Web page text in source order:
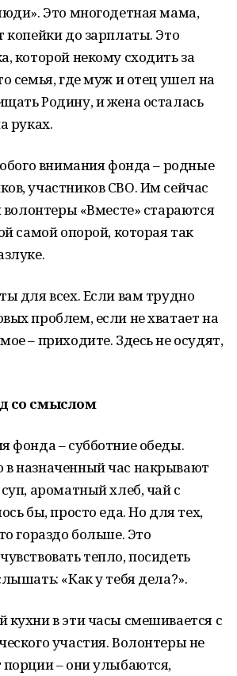
Это многодетная мама,
копейки до зарплаты. Это
которой некому сходить за
семья, где муж и отец ушел на
Родину, и жена осталась
руках.
внимания фонда – родные
участников СВО. Им сейчас
волонтеры «Вместе» стараются
самой опорой, которая так
для всех. Если вам трудно
проблем, если не хватает на
– приходите. Здесь не осудят,
со смыслом
фонда – субботние обеды.
назначенный час накрывают
ароматный хлеб, чай с
бы, просто еда. Но для тех,
гораздо больше. Это
тепло, посидеть
«Как у тебя дела?».
в эти часы смешивается с
участия. Волонтеры не
– они улыбаются,